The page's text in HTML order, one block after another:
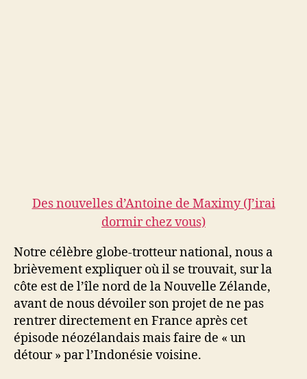
Des nouvelles d’Antoine de Maximy (J’irai
dormir chez vous)
Notre célèbre globe-trotteur national, nous a
brièvement expliquer où il se trouvait, sur la
côte est de l’île nord de la Nouvelle Zélande,
avant de nous dévoiler son projet de ne pas
rentrer directement en France après cet
épisode néozélandais mais faire de « un
détour » par l’Indonésie voisine.